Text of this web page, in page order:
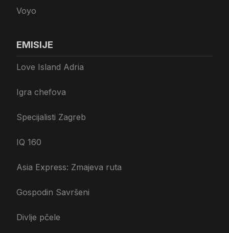
Voyo
EMISIJE
Love Island Adria
Igra chefova
Specijalisti Zagreb
IQ 160
Asia Express: Zmajeva ruta
Gospodin Savršeni
Divlje pčele